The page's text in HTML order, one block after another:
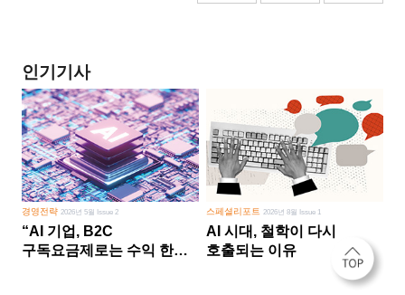
인기기사
경영전략2026년 5월 Issue 2
“AI 기업, B2C
구독요금제로는 수익 한계
스페셜리포트 2026년 8월 Issue 1
AI 시대, 철학이 다시
호출되는 이유